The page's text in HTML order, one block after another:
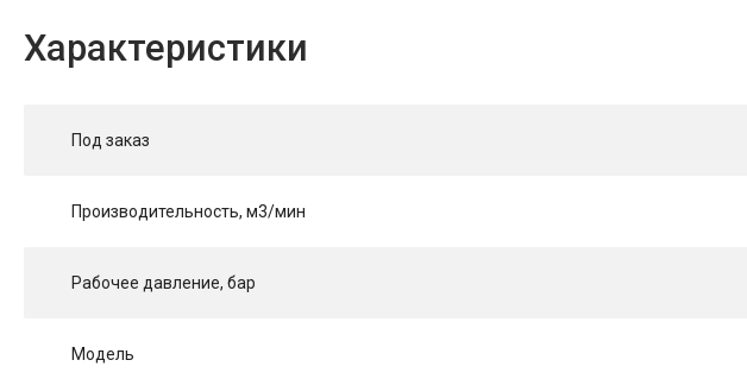
Характеристики
Под заказ
Производительность, м3/мин
Рабочее давление, бар
Модель